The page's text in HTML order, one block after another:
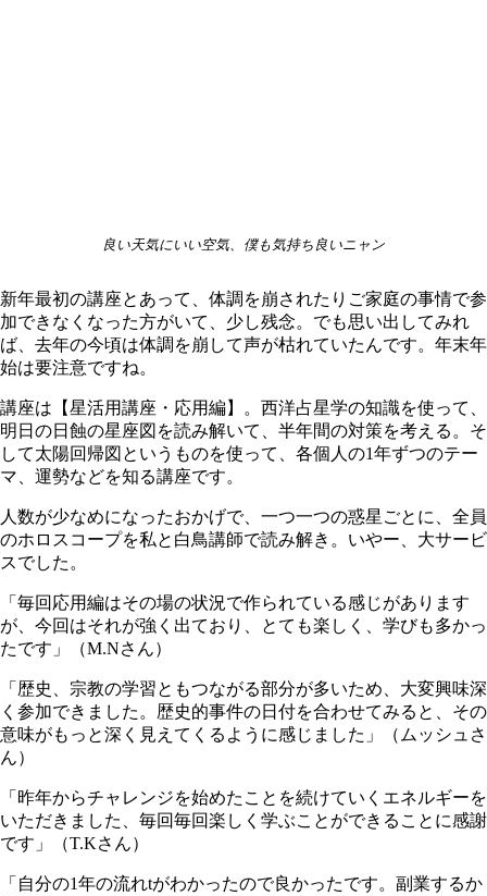
良い天気にいい空気、僕も気持ち良いニャン
新年最初の講座とあって、体調を崩されたりご家庭の事情で参
加できなくなった方がいて、少し残念。でも思い出してみれ
ば、去年の今頃は体調を崩して声が枯れていたんです。年末年
始は要注意ですね。
講座は【星活用講座・応用編】。西洋占星学の知識を使って、
明日の日蝕の星座図を読み解いて、半年間の対策を考える。そ
して太陽回帰図というものを使って、各個人の1年ずつのテー
マ、運勢などを知る講座です。
人数が少なめになったおかげで、一つ一つの惑星ごとに、全員
のホロスコープを私と白鳥講師で読み解き。いやー、大サービ
スでした。
「毎回応用編はその場の状況で作られている感じがあります
が、今回はそれが強く出ており、とても楽しく、学びも多かっ
たです」（M.Nさん）
「歴史、宗教の学習ともつながる部分が多いため、大変興味深
く参加できました。歴史的事件の日付を合わせてみると、その
意味がもっと深く見えてくるように感じました」（ムッシュさ
ん）
「昨年からチャレンジを始めたことを続けていくエネルギーを
いただきました、毎回毎回楽しく学ぶことができることに感謝
です」（T.Kさん）
「自分の1年の流れtがわかったので良かったです。副業するか